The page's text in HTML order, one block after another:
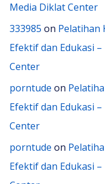
Media Diklat Center
333985 on Pelatihan
Efektif dan Edukasi
Center
porntude on
Efektif dan Edukasi
Center
porntude on
Efektif dan Edukasi